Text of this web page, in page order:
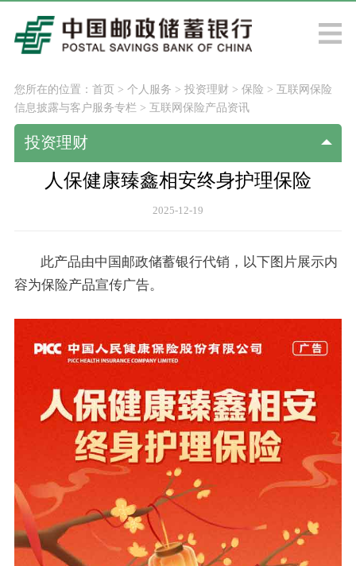
您所在的位置： 首页> 个人服务 > 投资理财 > 保险 > 互联网保险
信息披露与客户服务专栏 > 互联网保险产品资讯
投资理财
人保健康臻鑫相安终身护理保险
2025-12-19
此产品由中国邮政储蓄银行代销，以下图片展示内
容为保险产品宣传广告。